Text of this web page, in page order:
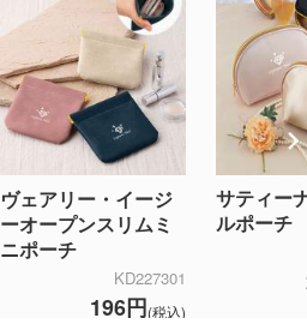
ヴェアリー・イージ
ーオープンスリムミ
ニポーチ
KD227301
196円(税込)
サティー
ルポーチ